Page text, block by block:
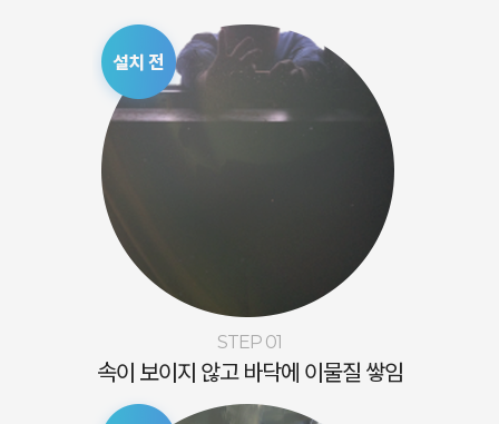
STEP 01
속이 보이지 않고 바닥에 이물질 쌓임